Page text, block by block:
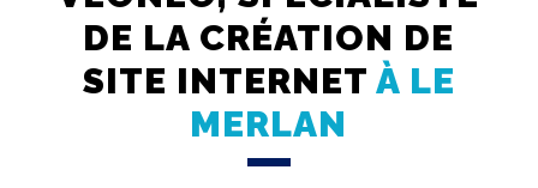
Création
Web
Referencement
Réseaux
sociaux
DE LA CRÉATION DE
SITE INTERNET À LE
MERLAN